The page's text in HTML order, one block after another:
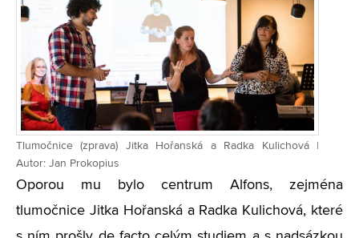
Tlumočnice (zprava) Jitka Hořanská a Radka Kulichová |
Autor: Jan Prokopius
Oporou mu bylo centrum Alfons, zejména
tlumočnice Jitka Hořanská a Radka Kulichová, které